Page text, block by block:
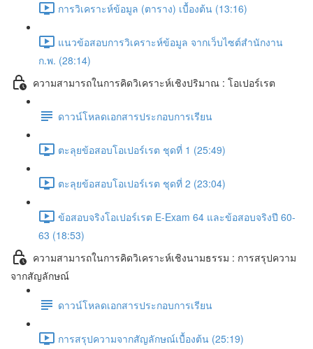
การวิเคราะห์ข้อมูล (ตาราง) เบื้องต้น (13:16)
แนวข้อสอบการวิเคราะห์ข้อมูล จากเว็บไซต์สำนักงาน
ก.พ. (28:14)
ความสามารถในการคิดวิเคราะห์เชิงปริมาณ : โอเปอร์เรต
ดาวน์โหลดเอกสารประกอบการเรียน
ตะลุยข้อสอบโอเปอร์เรต ชุดที่ 1 (25:49)
ตะลุยข้อสอบโอเปอร์เรต ชุดที่ 2 (23:04)
ข้อสอบจริงโอเปอร์เรต E-Exam 64 และข้อสอบจริงปี 60-
63 (18:53)
ความสามารถในการคิดวิเคราะห์เชิงนามธรรม : การสรุปความ
จากสัญลักษณ์
ดาวน์โหลดเอกสารประกอบการเรียน
การสรุปความจากสัญลักษณ์เบื้องต้น (25:19)